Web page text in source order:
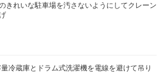
きれいな駐車場を汚さないようにしてクレーン
冷蔵庫とドラム式洗濯機を電線を避けて吊り